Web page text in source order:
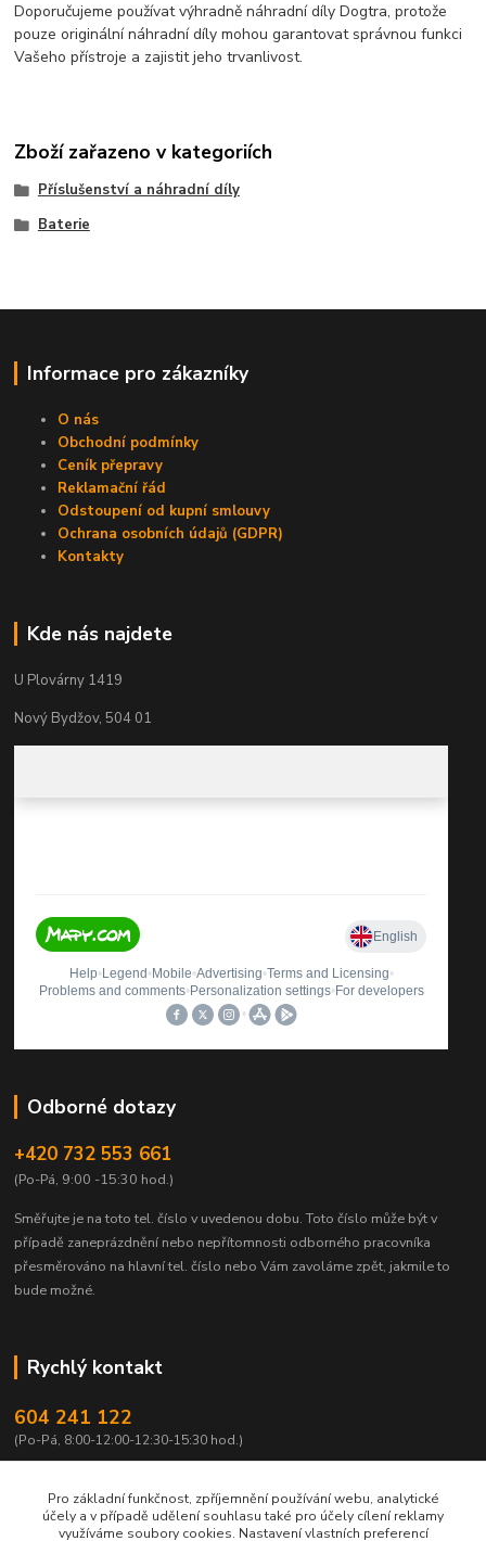
Doporučujeme používat výhradně náhradní díly Dogtra, protože
pouze originální náhradní díly mohou garantovat správnou funkci
Vašeho přístroje a zajistit jeho trvanlivost.
Zboží zařazeno v kategoriích
Příslušenství a náhradní díly
Baterie
Informace pro zákazníky
O nás
Obchodní podmínky
Ceník přepravy
Reklamační řád
Odstoupení od kupní smlouvy
Ochrana osobních údajů (GDPR)
Kontakty
Kde nás najdete
U Plovárny 1419
Nový Bydžov, 504 01
Odborné dotazy
+420 732 553 661
(Po-Pá, 9:00 -15:30 hod.)
Směřujte je na toto tel. číslo v uvedenou dobu. Toto číslo může být v
případě zaneprázdnění nebo nepřítomnosti odborného pracovníka
přesměrováno na hlavní tel. číslo nebo Vám zavoláme zpět, jakmile to
bude možné.
Rychlý kontakt
604 241 122
(Po-Pá, 8:00-12:00-12:30-15:30 hod.)
Pro základní funkčnost, zpříjemnění používání webu, analytické
účely a v případě udělení souhlasu také pro účely cílení reklamy
využíváme soubory cookies. Nastavení vlastních preferencí